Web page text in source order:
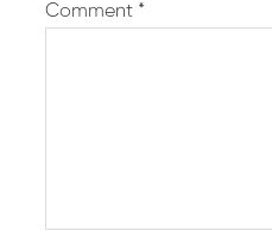
Comment *